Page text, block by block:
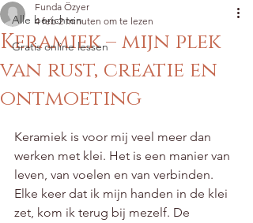
Alle berichten
Gratis online lessen
Keramiek – mijn plek
van rust, creatie en
ontmoeting
Funda Özyer
4 feb 2 minuten om te lezen
Keramiek is voor mij veel meer dan
werken met klei. Het is een manier van
leven, van voelen en van verbinden.
Elke keer dat ik mijn handen in de klei
zet, kom ik terug bij mezelf. De